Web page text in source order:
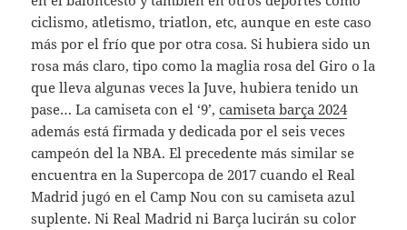
ciclismo, atletismo, triatlon, etc, aunque en este caso
más por el frío que por otra cosa. Si hubiera sido un
rosa más claro, tipo como la maglia rosa del Giro o la
que lleva algunas veces la Juve, hubiera tenido un
pase… La camiseta con el ‘9’,camiseta barça 2024
además está firmada y dedicada por el seis veces
campeón del la NBA. El precedente más similar se
encuentra en la Supercopa de 2017 cuando el Real
Madrid jugó en el Camp Nou con su camiseta azul
suplente. Ni Real Madrid ni Barça lucirán su color